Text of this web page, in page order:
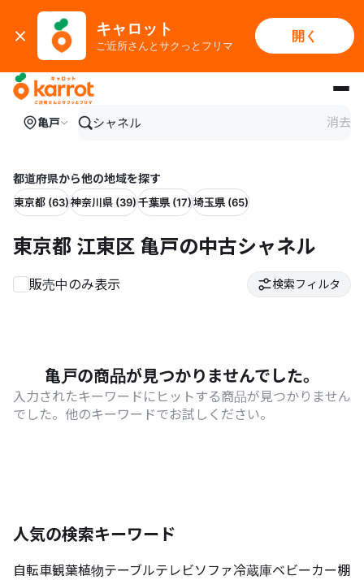
キャロット
ご近所さんとサクっとフリマ
開く
メインコンテンツにスキップ
亀戸 消去
都道府県から他の地域を探す
東京都 (63)神奈川県 (39)千葉県 (17)埼玉県 (65)
東京都 江東区 亀戸の中古シャネル
販売中のみ表示 検索フィルタ
亀戸の商品が見つかりませんでした。
入力されたキーワードにヒットする商品が見つかりません
でした。他のキーワードでお試しください。
人気の検索キーワード
自転車観葉植物テーブルテレビソファ冷蔵庫ベビーカー棚